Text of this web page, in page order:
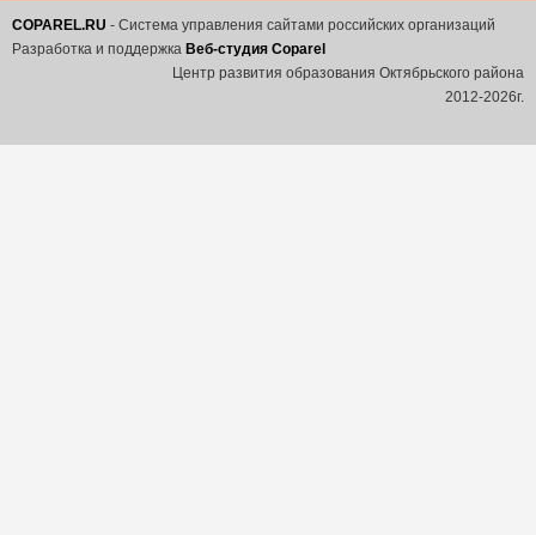
COPAREL.RU - Система управления сайтами российских организаций
Разработка и поддержка Веб-студия Coparel
Центр развития образования Октябрьского района
2012-2026г.